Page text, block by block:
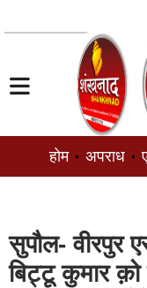
होम अपराध
सुपौल- वीरपुर
बिट्टू कुमार क़ो